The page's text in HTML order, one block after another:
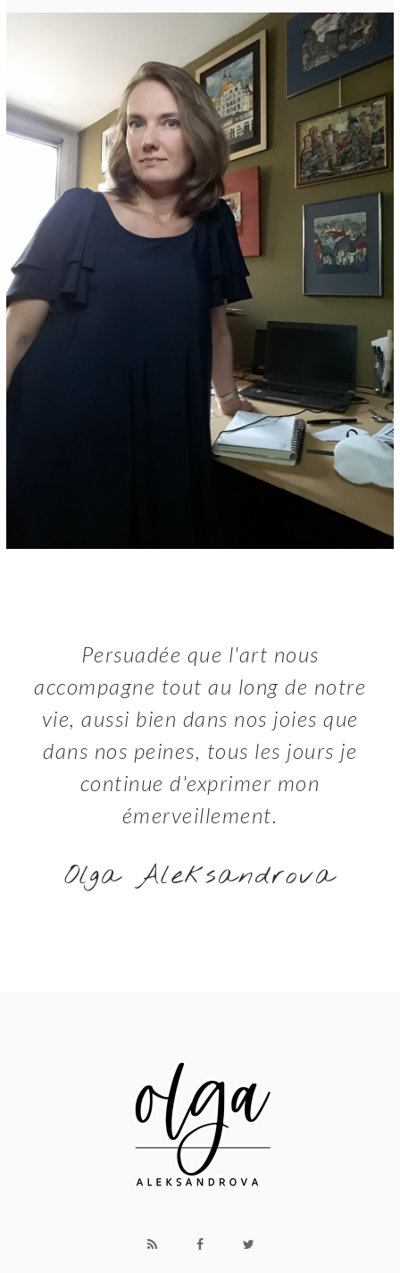
Persuadée que l'art nous
accompagne tout au long de notre
vie, aussi bien dans nos joies que
dans nos peines, tous les jours je
continue d'exprimer mon
émerveillement.
Olga Aleksandrova